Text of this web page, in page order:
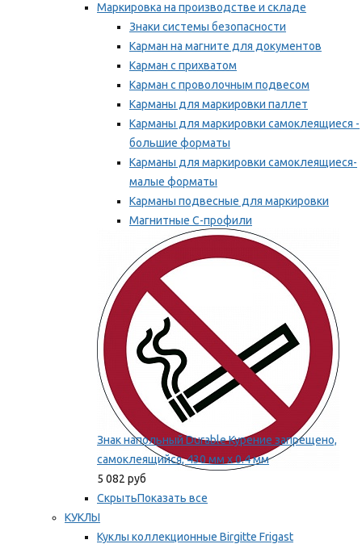
Маркировка на производстве и складе
Знаки системы безопасности
Карман на магните для документов
Карман с прихватом
Карман с проволочным подвесом
Карманы для маркировки паллет
Карманы для маркировки самоклеящиеся -
большие форматы
Карманы для маркировки самоклеящиеся-
малые форматы
Карманы подвесные для маркировки
Магнитные С-профили
Напольная маркировка
Мы рекомендуем
Знак напольный Durable Курение запрещено,
самоклеящийся, 430 мм х 0.4 мм
5 082 руб
СкрытьПоказать все
КУКЛЫ
Куклы коллекционные Birgitte Frigast